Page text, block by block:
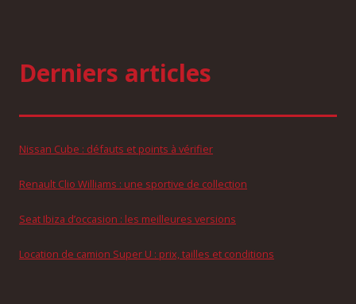
Derniers articles
Nissan Cube : défauts et points à vérifier
Renault Clio Williams : une sportive de collection
Seat Ibiza d’occasion : les meilleures versions
Location de camion Super U : prix, tailles et conditions